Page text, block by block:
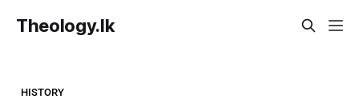
Theology.lk
HISTORY